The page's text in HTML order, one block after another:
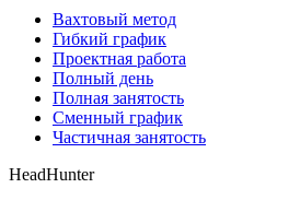
Вахтовый метод
Гибкий график
Проектная работа
Полный день
Полная занятость
Сменный график
Частичная занятость
HeadHunter